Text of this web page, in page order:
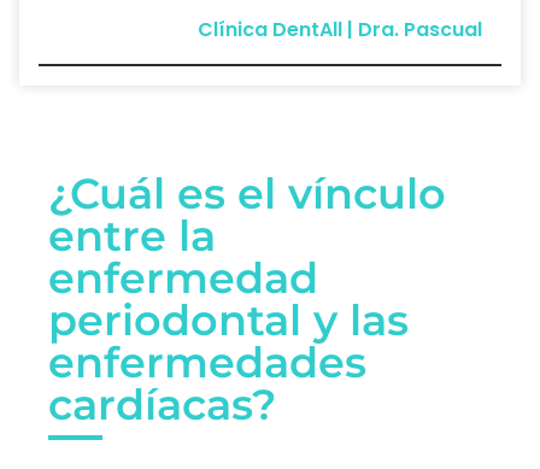
Clínica DentAll | Dra. Pascual
¿Cuál es el vínculo
entre la
enfermedad
periodontal y las
enfermedades
cardíacas?